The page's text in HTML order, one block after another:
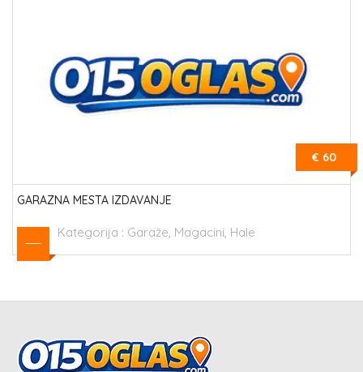
€ 60
GARAZNA MESTA IZDAVANJE
Kategorija : Garaže, Magacini, Hale